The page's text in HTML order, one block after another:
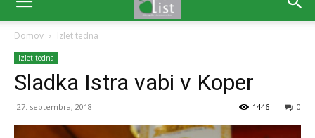
Domov Izlet tedna
Izlet tedna
Sladka Istra vabi v Koper
27. septembra, 2018 0
1446